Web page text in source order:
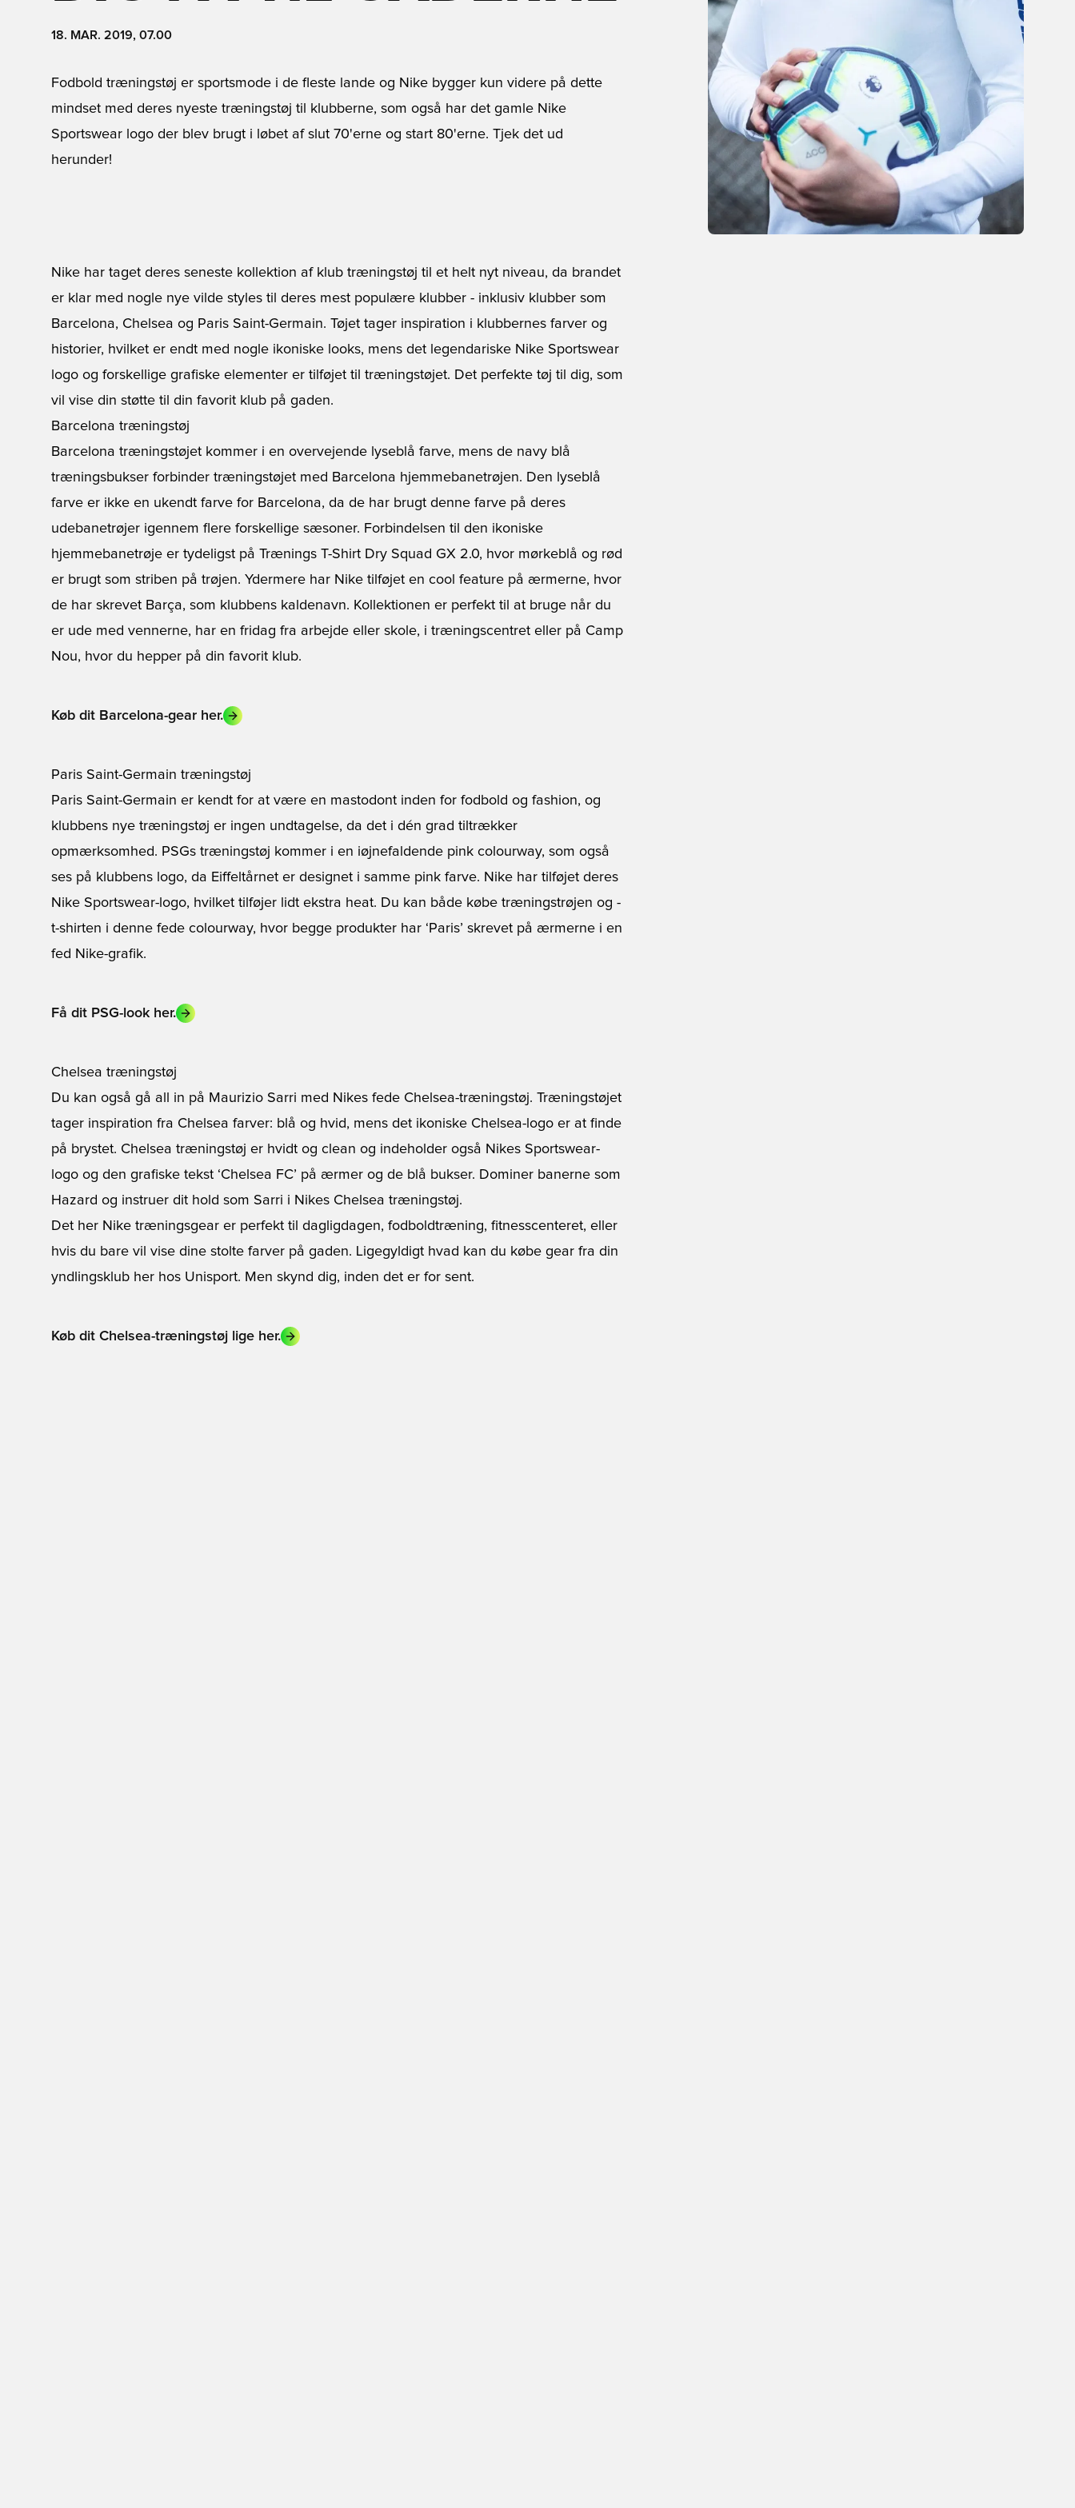
18. MAR. 2019, 07.00
Fodbold træningstøj er sportsmode i de fleste lande og Nike bygger kun videre på dette
mindset med deres nyeste træningstøj til klubberne, som også har det gamle Nike
Sportswear logo der blev brugt i løbet af slut 70'erne og start 80'erne. Tjek det ud
herunder!
Nike har taget deres seneste kollektion af klub træningstøj til et helt nyt niveau, da brandet
er klar med nogle nye vilde styles til deres mest populære klubber - inklusiv klubber som
Barcelona, Chelsea og Paris Saint-Germain. Tøjet tager inspiration i klubbernes farver og
historier, hvilket er endt med nogle ikoniske looks, mens det legendariske Nike Sportswear
logo og forskellige grafiske elementer er tilføjet til træningstøjet. Det perfekte tøj til dig, som
vil vise din støtte til din favorit klub på gaden.
Barcelona træningstøj
Barcelona træningstøjet kommer i en overvejende lyseblå farve, mens de navy blå
træningsbukser forbinder træningstøjet med Barcelona hjemmebanetrøjen. Den lyseblå
farve er ikke en ukendt farve for Barcelona, da de har brugt denne farve på deres
udebanetrøjer igennem flere forskellige sæsoner. Forbindelsen til den ikoniske
hjemmebanetrøje er tydeligst på Trænings T-Shirt Dry Squad GX 2.0, hvor mørkeblå og rød
er brugt som striben på trøjen. Ydermere har Nike tilføjet en cool feature på ærmerne, hvor
de har skrevet Barça, som klubbens kaldenavn. Kollektionen er perfekt til at bruge når du
er ude med vennerne, har en fridag fra arbejde eller skole, i træningscentret eller på Camp
Nou, hvor du hepper på din favorit klub.
Køb dit Barcelona-gear her.
Paris Saint-Germain træningstøj
Paris Saint-Germain er kendt for at være en mastodont inden for fodbold og fashion, og
klubbens nye træningstøj er ingen undtagelse, da det i dén grad tiltrækker
opmærksomhed. PSGs træningstøj kommer i en iøjnefaldende pink colourway, som også
ses på klubbens logo, da Eiffeltårnet er designet i samme pink farve. Nike har tilføjet deres
Nike Sportswear-logo, hvilket tilføjer lidt ekstra heat. Du kan både købe træningstrøjen og -
t-shirten i denne fede colourway, hvor begge produkter har ‘Paris’ skrevet på ærmerne i en
fed Nike-grafik.
Få dit PSG-look her.
Chelsea træningstøj
Du kan også gå all in på Maurizio Sarri med Nikes fede Chelsea-træningstøj. Træningstøjet
tager inspiration fra Chelsea farver: blå og hvid, mens det ikoniske Chelsea-logo er at finde
på brystet. Chelsea træningstøj er hvidt og clean og indeholder også Nikes Sportswear-
logo og den grafiske tekst ‘Chelsea FC’ på ærmer og de blå bukser. Dominer banerne som
Hazard og instruer dit hold som Sarri i Nikes Chelsea træningstøj.
Det her Nike træningsgear er perfekt til dagligdagen, fodboldtræning, fitnesscenteret, eller
hvis du bare vil vise dine stolte farver på gaden. Ligegyldigt hvad kan du købe gear fra din
yndlingsklub her hos Unisport. Men skynd dig, inden det er for sent.
Køb dit Chelsea-træningstøj lige her.